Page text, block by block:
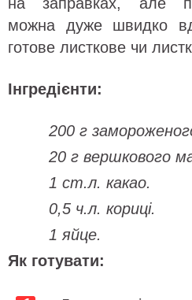
можна дуже швидко
готове листкове чи
Інгредієнти:
200 г
20 г вершкового
1 ст.л. какао.
0,5 ч.л. кориці.
1 яйце.
Як готувати: